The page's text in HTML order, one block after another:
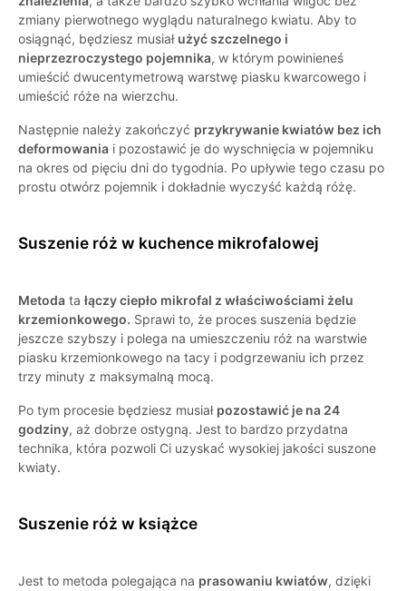
zmiany pierwotnego wyglądu naturalnego kwiatu. Aby to
osiągnąć, będziesz musiał użyć szczelnego i
nieprzezroczystego pojemnika, w którym powinieneś
umieścić dwucentymetrową warstwę piasku kwarcowego i
umieścić róże na wierzchu.
Następnie należy zakończyć przykrywanie kwiatów bez ich
deformowania i pozostawić je do wyschnięcia w pojemniku
na okres od pięciu dni do tygodnia. Po upływie tego czasu po
prostu otwórz pojemnik i dokładnie wyczyść każdą różę.
Suszenie róż w kuchence mikrofalowej
Metoda ta łączy ciepło mikrofal z właściwościami żelu
krzemionkowego. Sprawi to, że proces suszenia będzie
jeszcze szybszy i polega na umieszczeniu róż na warstwie
piasku krzemionkowego na tacy i podgrzewaniu ich przez
trzy minuty z maksymalną mocą.
Po tym procesie będziesz musiał pozostawić je na 24
godziny, aż dobrze ostygną. Jest to bardzo przydatna
technika, która pozwoli Ci uzyskać wysokiej jakości suszone
kwiaty.
Suszenie róż w książce
Jest to metoda polegająca na prasowaniu kwiatów, dzięki